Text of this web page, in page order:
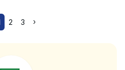
2 3 ›